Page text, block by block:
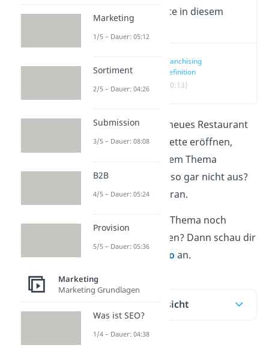
Wichtige Inhalte in diesem
Video
Franchising
Definition
(00:13)
Du möchtest ein neues Restaurant
einer Fast-Food-Kette eröffnen,
kennst dich mit dem Thema
Franchising
aber so gar nicht aus?
Dann bleib jetzt dran.
Du möchtest das Thema noch
schneller verstehen? Dann schau dir
direkt unser
Video an.
Inhaltsübersicht
Marketing
1/5 – Dauer: 05:12
Sortiment
2/5 – Dauer: 04:26
Submission
3/5 – Dauer: 08:08
B2B
4/5 – Dauer: 05:24
Provision
5/5 – Dauer: 05:36
Marketing
Marketing Grundlagen
Was ist SEO?
1/4 – Dauer: 04:38